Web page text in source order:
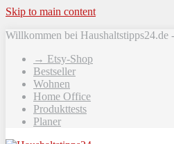
Skip to main content
Willkommen bei
→ Etsy-Shop
Bestseller
Wohnen
Home Office
Produkttests
Planer